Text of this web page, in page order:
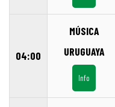
04:00
MÚSICA
URUGUAYA
Info